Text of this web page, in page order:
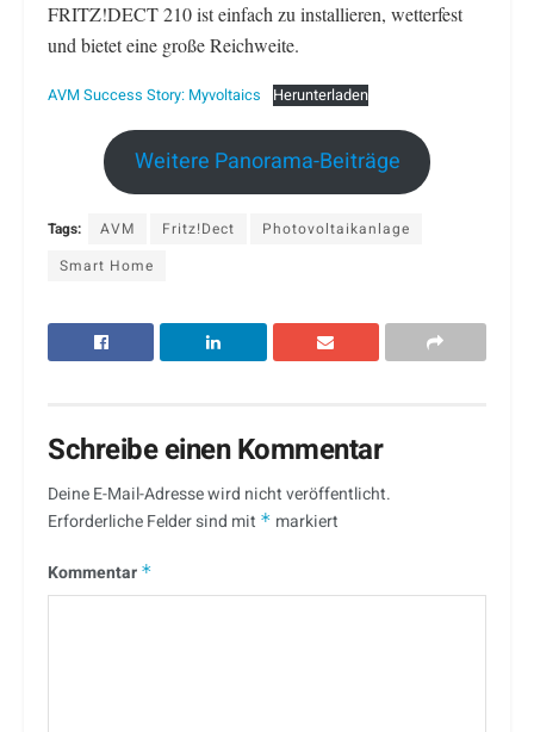
FRITZ!DECT 210 ist einfach zu installieren, wetterfest
und bietet eine große Reichweite.
AVM Success Story: Myvoltaics Herunterladen
Weitere Panorama-Beiträge
Tags: AVM Fritz!Dect
Photovoltaikanlage
Smart Home
Schreibe einen Kommentar
Deine E-Mail-Adresse wird nicht veröffentlicht.
Erforderliche Felder sind mit * markiert
Kommentar *